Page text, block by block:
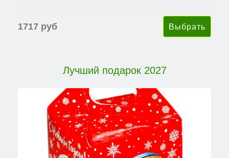
1717 руб
Лучший подарок 2027